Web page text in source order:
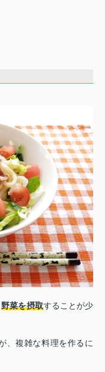
野菜を摂取することが少
、複雑な料理を作るに